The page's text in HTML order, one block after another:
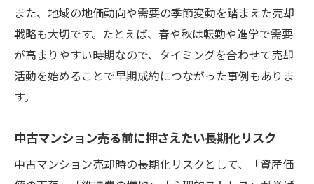
また、地域の地価動向や需要の季節変動を踏まえた売却
戦略も大切です。たとえば、春や秋は転勤や進学で需要
が高まりやすい時期なので、タイミングを合わせて売却
活動を始めることで早期成約につながった事例もありま
す。
中古マンション売る前に押さえたい長期化リスク
中古マンション売却時の長期化リスクとして、「資産価